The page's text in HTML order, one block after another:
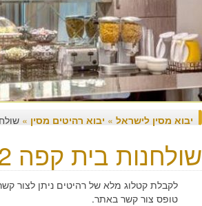
יבוא מסין לישראל » יבוא רהיטים מסין »
שולחנות בית קפה 2
לקבלת קטלוג מלא של רהיטים ניתן לצור
טופס צור קשר באתר.